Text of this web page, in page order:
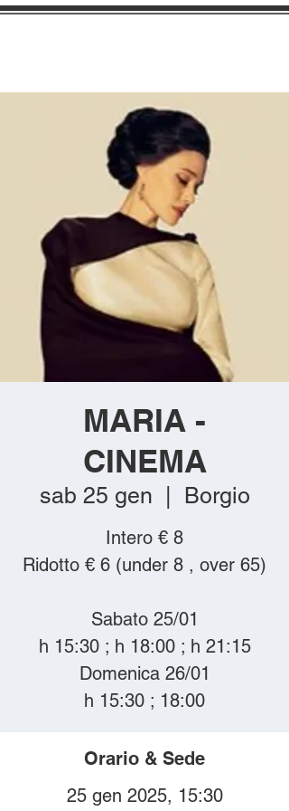
MARIA -
CINEMA
sab 25 gen Borgio
Intero € 8
Ridotto € 6 (under 8 , over 65)
Sabato 25/01
h 15:30 ; h 18:00 ; h 21:15
Domenica 26/01
Orario & Sede
25 gen 2025, 15:30